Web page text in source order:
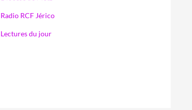
Radio RCF Jérico
Lectures du jour